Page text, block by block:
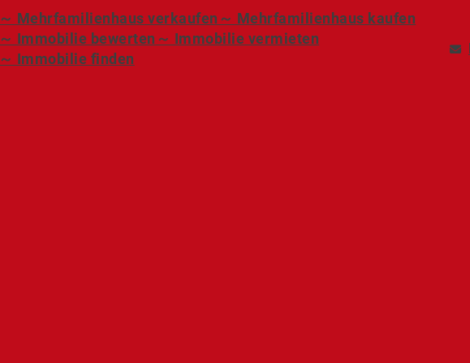
～ Mehrfamilienhaus verkaufen ～ Mehrfamilienhaus kaufen
～ Immobilie bewerten ～ Immobilie vermieten
～ Immobilie finden